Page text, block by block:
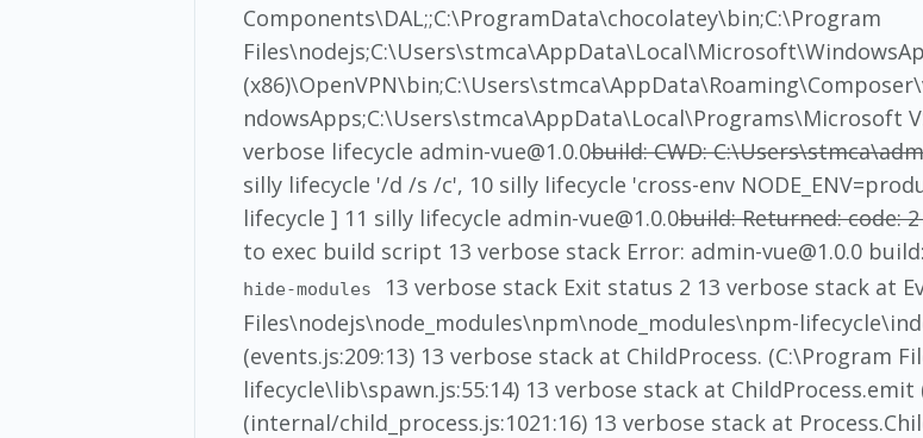
Components\DAL;;C:\ProgramData\chocolatey\bin;C:\Program
ndowsApps;C:\Users\stmca\AppData\Local\Programs\Microsoft
verbose lifecycle admin-vue@1.0.0build: CWD:
silly lifecycle '/d /s /c', 10 silly lifecycle 'cross-env
lifecycle ] 11 silly lifecycle admin-vue@1.0.0build: Returned: code:
to exec build script 13 verbose stack Error: admin-vue@1.0.0 build:
hide-modules
13 verbose stack Exit status 2 13 verbose stack at
Files\nodejs\node_modules\npm\node_modules\npm-
(events.js:209:13) 13 verbose stack at ChildProcess.
lifecycle\lib\spawn.js:55:14) 13 verbose stack at
(internal/child_process.js:1021:16) 13 verbose stack at